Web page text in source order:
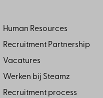
Human Resources
Recruitment Partnership
Vacatures
Werken bij Steamz
Recruitment process